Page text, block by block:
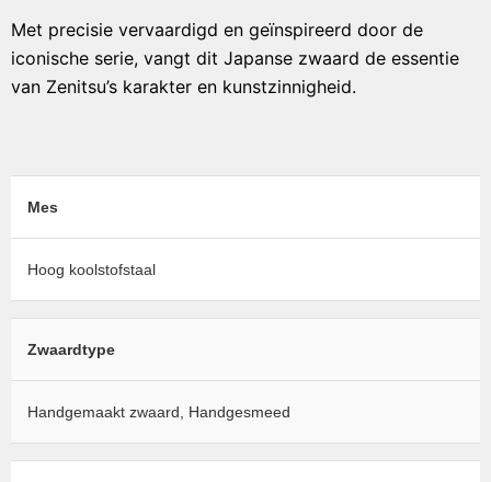
Met precisie vervaardigd en geïnspireerd door de
iconische serie, vangt dit Japanse zwaard de essentie
van Zenitsu’s karakter en kunstzinnigheid.
Mes
Hoog koolstofstaal
Zwaardtype
Handgemaakt zwaard, Handgesmeed